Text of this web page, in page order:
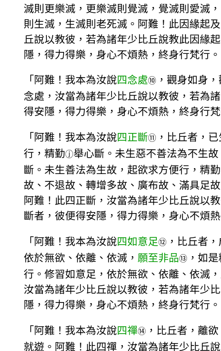
滅則更樂滅，更樂滅則覺滅，覺滅則愛滅
則生滅，生滅則老死滅。阿難！此因緣起
丘說以教彼，若為諸年少比丘說教此因緣
隱，得力得樂，身心不煩熱，終身行梵行。
「阿難！我本為汝說四念處⑩ ，觀身如身
念處，汝當為諸年少比丘說以教彼，若為
得安隱，得力得樂，身心不煩熱，終身行
「阿難！我本為汝說四正斷⑪ ，比丘者，
行，精勤ⓙ舉心斷。未生惡不善法為不生
斷。未生善法為生故，起欲求方便行，精
故、不退故、轉增多故、廣布故、滿具足
阿難！此四正斷，汝當為諸年少比丘說以
斷者，彼便得安隱，得力得樂，身心不煩
「阿難！我本為汝說四如意足⑫ ，比丘者
依於無欲、依離、依滅， 願至非品⑬ ，如
行。修習如意足，依於無欲、依離、依滅
汝當為諸年少比丘說以教彼，若為諸年少
隱，得力得樂，身心不煩熱，終身行梵行。
「阿難！我本為汝說四禪⑭ ，比丘者，離
就遊。阿難！此四禪，汝當為諸年少比丘